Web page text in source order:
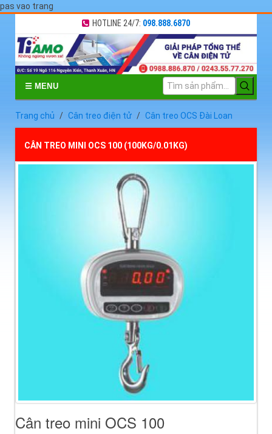
pas vao trang
HOTLINE 24/7: 098.888.6870
☰ MENU
Trang chủ Cân treo điện tử Cân treo OCS Đài Loan
CÂN TREO MINI OCS 100 (100KG/0.01KG)
Cân treo mini OCS 100